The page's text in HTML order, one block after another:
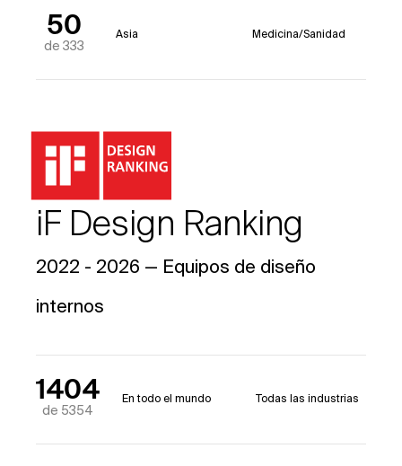
50
de 333
Asia Medicina/Sanidad
iF Design Ranking
2022 - 2026 — Equipos de diseño
internos
1404
de 5354
En todo el mundo Todas las industrias